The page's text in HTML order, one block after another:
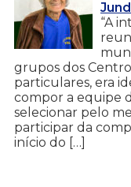
“A
grupos dos
particulares, era
compor a equipe
selecionar pelo
participar da
início do […]